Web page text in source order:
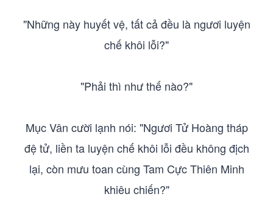
"Những này huyết vệ, tất cả đều là ngươi luyện
chế khôi lỗi?"
"Phải thì như thế nào?"
Mục Vân cười lạnh nói: "Ngươi Tử Hoàng tháp
đệ tử, liền ta luyện chế khôi lỗi đều không địch
lại, còn mưu toan cùng Tam Cực Thiên Minh
khiêu chiến?"